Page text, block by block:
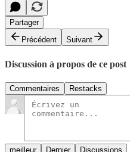
Partager
Précédent
Suivant
Discussion à propos de ce post
Commentaires Restacks
meilleur Dernier Discussions